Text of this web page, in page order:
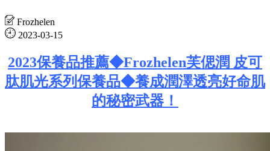
Frozhelen
2023-03-15
2023保養品推薦◆Frozhelen芙偲潤 皮可
肽肌光系列保養品◆養成潤澤透亮好命肌
的秘密武器！